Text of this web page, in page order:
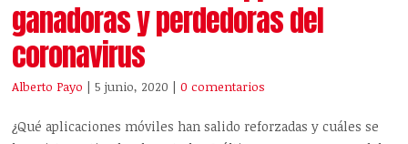
ganadoras y perdedoras del
coronavirus
Alberto Payo | 5 junio, 2020 |0 comentarios
¿Qué aplicaciones móviles han salido reforzadas y cuáles se